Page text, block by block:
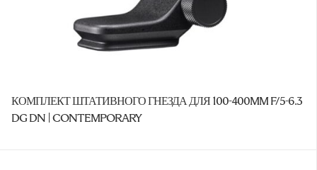
КОМПЛЕКТ ШТАТИВНОГО ГНЕЗДА ДЛЯ 100-400MM F/5-6.3
DG DN | CONTEMPORARY